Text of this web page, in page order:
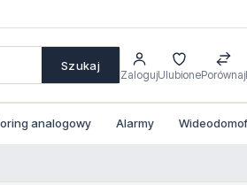
Szukaj
ZalogujUlubionePorównaj
analogowy Alarmy